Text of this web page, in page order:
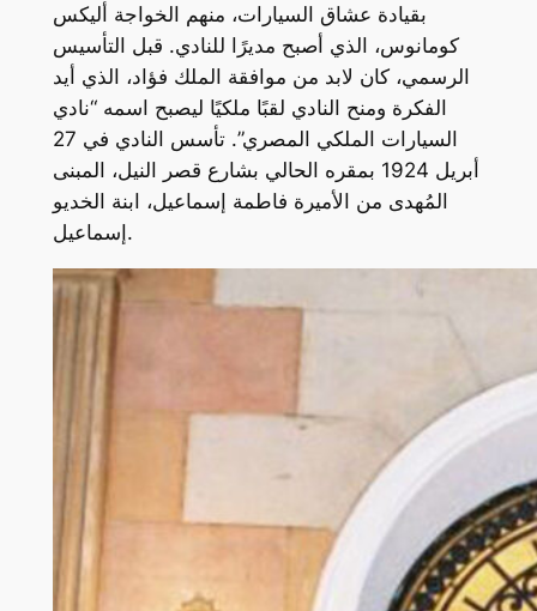
بقيادة عشاق السيارات، منهم الخواجة أليكس
كومانوس، الذي أصبح مديرًا للنادي. قبل التأسيس
الرسمي، كان لابد من موافقة الملك فؤاد، الذي أيد
الفكرة ومنح النادي لقبًا ملكيًا ليصبح اسمه “نادي
السيارات الملكي المصري”. تأسس النادي في 27
أبريل 1924 بمقره الحالي بشارع قصر النيل، المبنى
المُهدى من الأميرة فاطمة إسماعيل، ابنة الخديو
إسماعيل.